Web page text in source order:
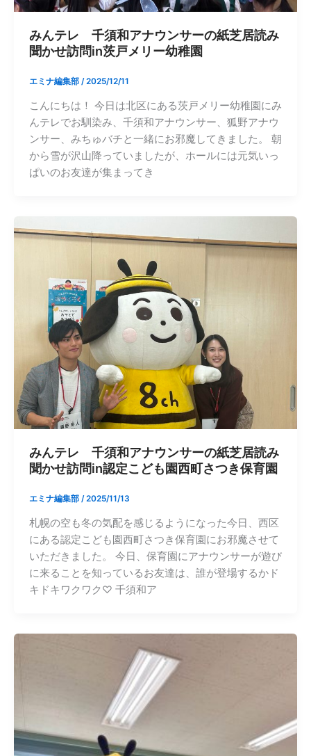
みんテレ 千須和アナウンサーの紙芝居読み
聞かせ訪問in茨戸メリー幼稚園
エミナ編集部 /2025/12/11
こんにちは！ 今日は北区にある茨戸メリー幼稚園にみ
んテレでお馴染み、千須和アナウンサー、狐野アナウ
ンサー、みちゅバチと一緒にお邪魔してきました。 朝
から雪が沢山降っていましたが、ホールには元気いっ
ぱいのお友達が集まってき
みんテレ 千須和アナウンサーの紙芝居読み
聞かせ訪問in認定こども園西町さつき保育園
エミナ編集部 /2025/11/13
札幌の空も冬の気配を感じるようになった今日、西区
にある認定こども園西町さつき保育園にお邪魔させて
いただきました。 今日、保育園にアナウンサーが遊び
に来ることを知っているお友達は、誰が登場するかド
キドキワクワク♡ 千須和ア